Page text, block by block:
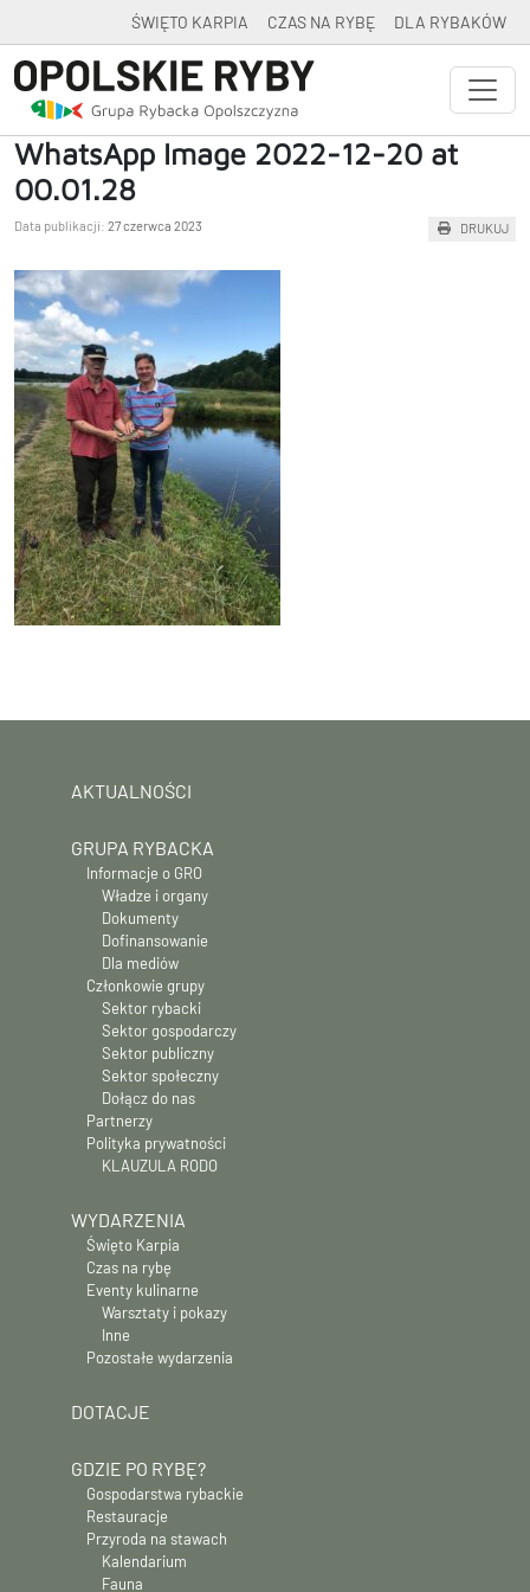
ŚWIĘTO KARPIA CZAS NA RYBĘ DLA RYBAKÓW
WhatsApp Image 2022-12-20 at
00.01.28
Data publikacji: 27 czerwca 2023 DRUKUJ
AKTUALNOŚCI
GRUPA RYBACKA
Informacje o GRO
Władze i organy
Dokumenty
Dofinansowanie
Dla mediów
Członkowie grupy
Sektor rybacki
Sektor gospodarczy
Sektor publiczny
Sektor społeczny
Dołącz do nas
Partnerzy
Polityka prywatności
KLAUZULA RODO
WYDARZENIA
Święto Karpia
Czas na rybę
Eventy kulinarne
Warsztaty i pokazy
Inne
Pozostałe wydarzenia
DOTACJE
GDZIE PO RYBĘ?
Gospodarstwa rybackie
Restauracje
Przyroda na stawach
Kalendarium
Fauna